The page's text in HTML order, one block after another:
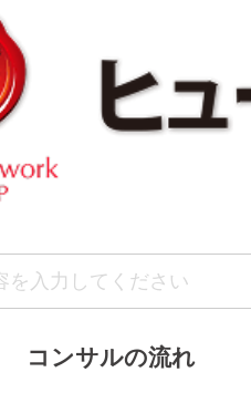
コンサルの流れ